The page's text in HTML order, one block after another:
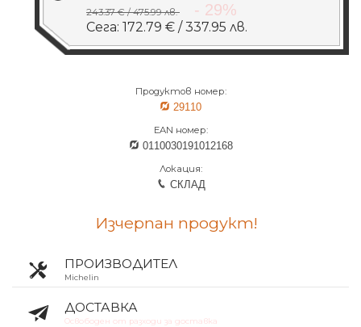
243.37 € / 475.99 лв. - 29%
Сега: 172.79 € / 337.95 лв.
Продуктов номер:
29110
EAN номер:
0110030191012168
Локация:
СКЛАД
Изчерпан продукт!
ПРОИЗВОДИТЕЛ
Michelin
ДОСТАВКА
Освободен от разходи за доставка